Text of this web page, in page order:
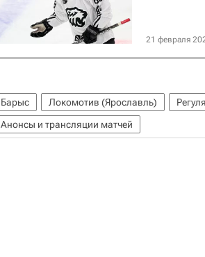
21 февраля
Барыс Локомотив (Ярославль)
Анонсы и трансляции матчей